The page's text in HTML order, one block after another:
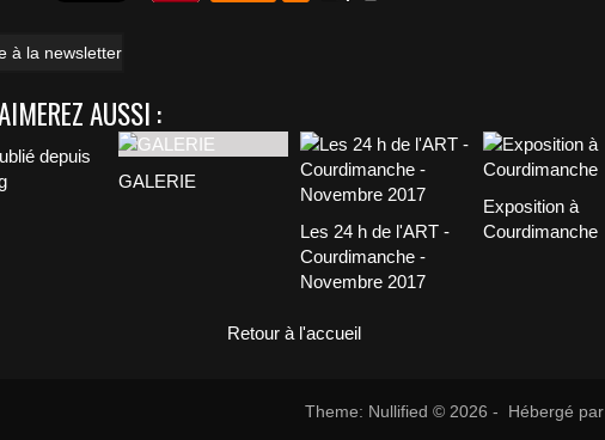
à la newsletter
AUSSI :
depuis
GALERIE
Les 24 h de l'ART -
Courdimanche -
Novembre 2017
Exposition à
Courdimanche
Retour à l'accueil
Theme: Nullified © 2026 - Hébergé par